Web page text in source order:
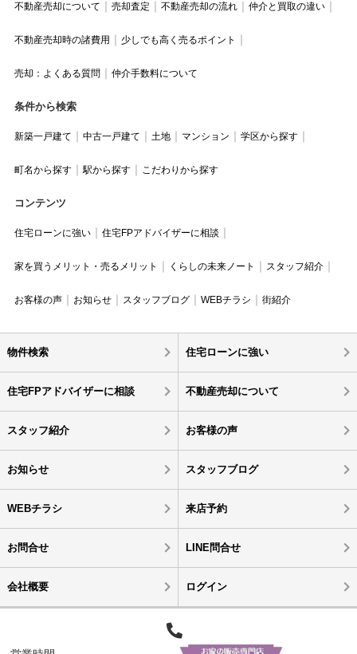
不動産売却について 売却査定 不動産売却の流れ 仲介と買取の違い
不動産売却時の諸費用 少しでも高く売るポイント
売却：よくある質問 仲介手数料について
条件から検索
新築一戸建て 中古一戸建て 土地 マンション 学区から探す
町名から探す 駅から探す こだわりから探す
コンテンツ
住宅ローンに強い 住宅FPアドバイザーに相談
家を買うメリット・売るメリット くらしの未来ノート スタッフ紹介
お客様の声 お知らせ スタッフブログ WEBチラシ 街紹介
物件検索 住宅ローンに強い
住宅FPアドバイザーに相談 不動産売却について
スタッフ紹介 お客様の声
お知らせ スタッフブログ
WEBチラシ 来店予約
お問合せ LINE問合せ
会社概要 ログイン